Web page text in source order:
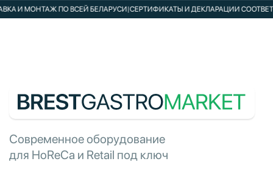
И МОНТАЖ ПО ВСЕЙ БЕЛАРУСИ|СЕРТИФИКАТЫ И ДЕКЛАРАЦИИ
Современное оборудование
для HoReCa и Retail под ключ